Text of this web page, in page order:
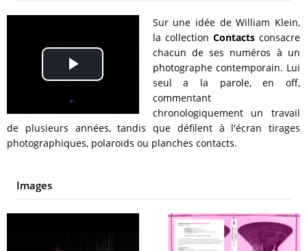
Play
Video
Sur une idée de William Klein,
la collection Contactsconsacre
chacun de ses numéros à un
photographe contemporain. Lui
seul a la parole, en off,
commentant
chronologiquement un travail
de plusieurs années, tandis que défilent à l'écran tirages
photographiques, polaroïds ou planches contacts.
Images